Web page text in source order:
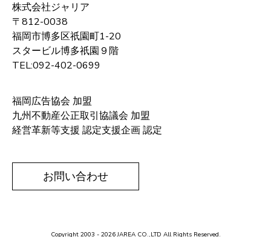
株式会社ジャリア
〒812-0038
福岡市博多区祇園町1-20
スタービル博多祇園９階
TEL:092-402-0699
福岡広告協会 加盟
九州不動産公正取引協議会 加盟
経営革新等支援 認定支援企画 認定
お問い合わせ
Copyright 2003 - 2026 JAREA CO.,LTD All Rights Reserved.